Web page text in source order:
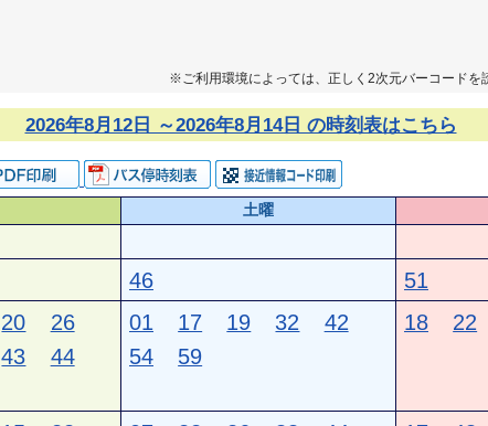
※ご利用環境によっては、正しく2次元バーコードを
2026年8月12日 ～2026年8月14日 の時刻表はこちら
土曜
46 51
20
26
43
44
01 17 19 32
42
54
59
18 22